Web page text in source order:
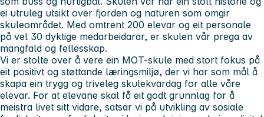
ei utruleg utsikt over fjorden og naturen som omgir
skuleområdet. Med omtrent 200 elevar og eit personale
på vel 30 dyktige medarbeidarar, er skulen vår prega av
mangfald og fellesskap.
Vi er stolte over å vere ein MOT-skule med stort fokus på
eit positivt og støttande læringsmiljø, der vi har som mål å
skapa ein trygg og triveleg skulekvardag for alle våre
elevar. For at elevane skal få eit godt grunnlag for å
meistra livet sitt vidare, satsar vi på utvikling av sosiale